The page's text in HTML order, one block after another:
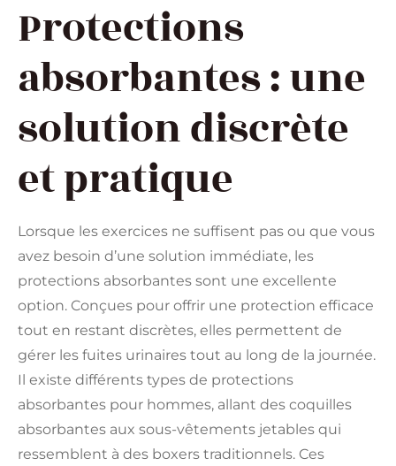
Protections
absorbantes : une
solution discrète
et pratique
Lorsque les exercices ne suffisent pas ou que vous
avez besoin d’une solution immédiate, les
protections absorbantes sont une excellente
option. Conçues pour offrir une protection efficace
tout en restant discrètes, elles permettent de
gérer les fuites urinaires tout au long de la journée.
Il existe différents types de protections
absorbantes pour hommes, allant des coquilles
absorbantes aux sous-vêtements jetables qui
ressemblent à des boxers traditionnels. Ces